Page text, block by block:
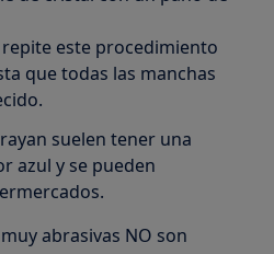
repite este procedimiento
que todas las manchas
suelen tener una
azul y se pueden
abrasivas NO son